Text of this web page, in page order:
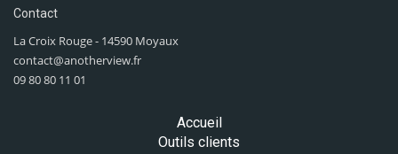
Contact
La Croix Rouge - 14590 Moyaux
contact@anotherview.fr
09 80 80 11 01
Accueil
Outils clients